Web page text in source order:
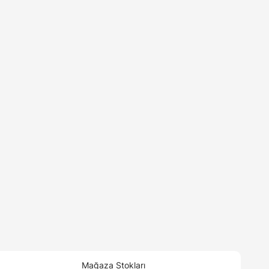
Mağaza Stokları